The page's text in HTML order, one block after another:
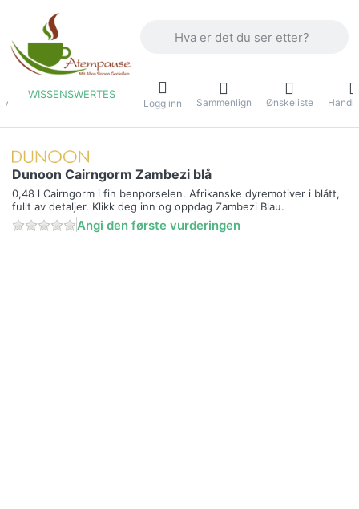
WISSENSWERTES
Logg inn Sammenlign Ønskeliste
Dunoon Cairngorm Zambezi blå
0,48 l Cairngorm i fin benporselen. Afrikanske dyremotiver i blått,
fullt av detaljer. Klikk deg inn og oppdag Zambezi Blau.
Angi den første vurderingen